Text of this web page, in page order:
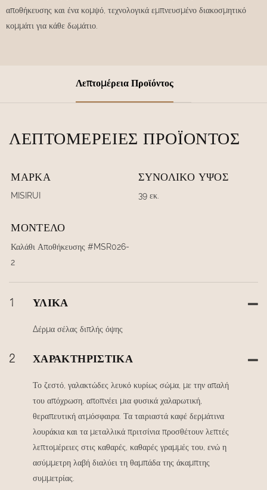
αποθήκευσης και ένα κομψό, τεχνολογικά εμπνευσμένο διακοσμητικό
κομμάτι για κάθε δωμάτιο.
Λεπτομέρεια Προϊόντος
ΛΕΠΤΟΜΈΡΕΙΕΣ ΠΡΟΪΌΝΤΟΣ
ΜΆΡΚΑ
MISIRUI
ΣΥΝΟΛΙΚΌ ΎΨΟΣ
39 εκ.
ΜΟΝΤΈΛΟ
Καλάθι Αποθήκευσης #MSR026-
2
1 ΥΛΙΚΆ
Δέρμα σέλας διπλής όψης
2 ΧΑΡΑΚΤΗΡΙΣΤΙΚΆ
Το ζεστό, γαλακτώδες λευκό κυρίως σώμα, με την απαλή
του απόχρωση, αποπνέει μια φυσικά χαλαρωτική,
θεραπευτική ατμόσφαιρα. Τα ταιριαστά καφέ δερμάτινα
λουράκια και τα μεταλλικά πριτσίνια προσθέτουν λεπτές
λεπτομέρειες στις καθαρές, καθαρές γραμμές του, ενώ η
ασύμμετρη λαβή διαλύει τη θαμπάδα της άκαμπτης
συμμετρίας.